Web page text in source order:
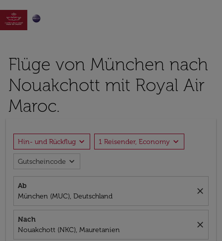

Flüge von München nach
Nouakchott mit Royal Air
Maroc.
Hin- und Rückflug expand_more 1 Reisender, Economy expand_more
Gutscheincode expand_more
Ab
München (MUC), Deutschland
close
Nach
Nouakchott (NKC), Mauretanien
close